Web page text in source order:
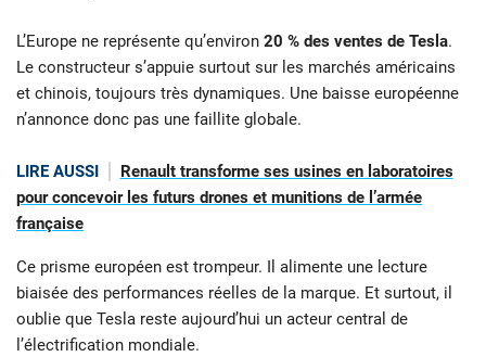
L’Europe ne représente qu’environ 20 % des ventes de Tesla.
Le constructeur s’appuie surtout sur les marchés américains
et chinois, toujours très dynamiques. Une baisse européenne
n’annonce donc pas une faillite globale.
LIRE AUSSI
Renault transforme ses usines en laboratoires
pour concevoir les futurs drones et munitions de l’armée
française
Ce prisme européen est trompeur. Il alimente une lecture
biaisée des performances réelles de la marque. Et surtout, il
oublie que Tesla reste aujourd’hui un acteur central de
l’électrification mondiale.